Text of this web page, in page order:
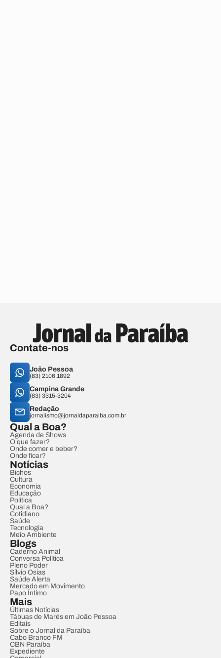
Contate-nos
João Pessoa
(83) 2106.1892
Campina Grande
(83) 3315-3204
Redação
jornalismo@jornaldaparaiba.com.br
Qual a Boa?
Agenda de Shows
O que fazer?
Onde comer e beber?
Onde ficar?
Notícias
Bichos
Cultura
Economia
Educação
Política
Qual a Boa?
Cotidiano
Saúde
Tecnologia
Meio Ambiente
Blogs
Caderno Animal
Conversa Política
Pleno Poder
Sílvio Osias
Saúde Alerta
Mercado em Movimento
Papo Íntimo
Mais
Últimas Notícias
Tábuas de Marés em João Pessoa
Editais
Sobre o Jornal da Paraíba
Cabo Branco FM
CBN Paraíba
Expediente